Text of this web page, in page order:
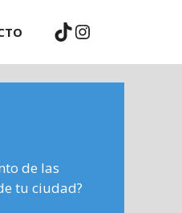
TikTok
Instagram
de las
tu ciudad?